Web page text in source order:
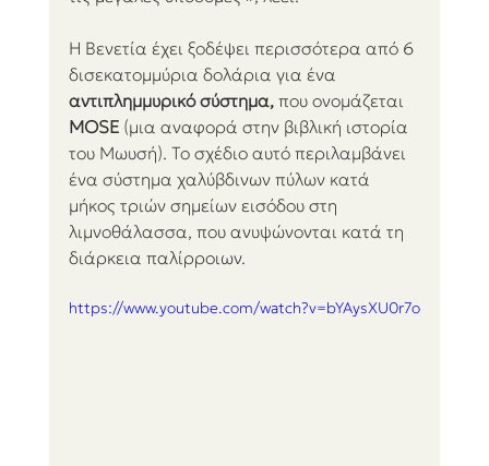
Η Βενετία έχει ξοδέψει περισσότερα από 6
δισεκατομμύρια δολάρια για ένα
αντιπλημμυρικό σύστημα, που ονομάζεται
MOSE (μια αναφορά στην βιβλική ιστορία
του Μωυσή). Το σχέδιο αυτό περιλαμβάνει
ένα σύστημα χαλύβδινων πύλων κατά
μήκος τριών σημείων εισόδου στη
λιμνοθάλασσα, που ανυψώνονται κατά τη
διάρκεια παλίρροιων.
https://www.youtube.com/watch?v=bYAysXU0r7o